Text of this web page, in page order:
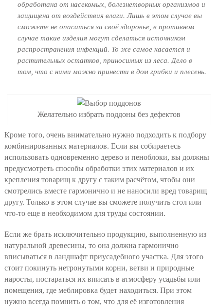
обработана от насекомых, болезнетворных организмов и
защищена от воздействия влаги. Лишь в этом случае вы
сможете не опасаться за своё здоровье, в противном
случае такие изделия могут сделаться источником
распространения инфекций. То же самое касается и
растительных остатков, приносимых из леса. Дело в
том, что с ними можно принести в дом грибки и плесень.
Желательно избрать поддоны без дефектов
Кроме того, очень внимательно нужно подходить к подбору
комбинированных материалов. Если вы собираетесь
использовать одновременно дерево и пеноблоки, вы должны
предусмотреть способы обработки этих материалов и их
крепления товарищ к другу с таким расчётом, чтобы они
смотрелись вместе гармонично и не наносили вред товарищ
другу. Только в этом случае вы сможете получить стол или
что-то еще в необходимом для труды состоянии.
Если же брать исключительно продукцию, выполненную из
натуральной древесины, то она должна гармонично
вписываться в ландшафт приусадебного участка. Для этого
стоит покинуть нетронутыми корни, ветви и природные
наросты, постараться их вписать в атмосферу усадьбы или
помещения, где меблировка будет находиться. При этом
нужно всегда помнить о том, что для её изготовления